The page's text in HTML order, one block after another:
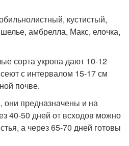
кустистый,
амбрелла, Макс, елочка,
сорта укропа дают 10-12
с интервалом 15-17 см
почве.
они предназначены и на
40-50 дней от всходов можно
а через 65-70 дней готовы